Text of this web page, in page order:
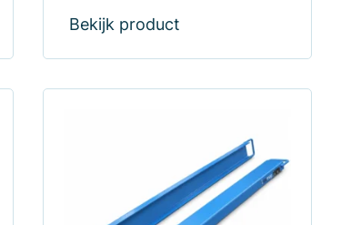
Bekijk product
variaties.